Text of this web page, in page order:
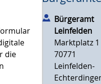
die
Bürgeramt
Leinfelden
Marktplatz 1
70771
Leinfelden-